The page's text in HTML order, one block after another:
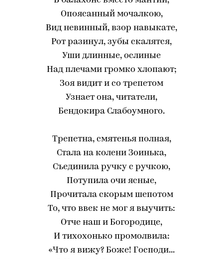
Опоясанный мочалкою,
Вид невинный, взор навыкате,
Рот разинул, зубы скалятся,
Уши длинные, ослиные
Над плечами громко хлопают;
Зоя видит и со трепетом
Узнает она, читатели,
Бендокира Слабоумного.
Трепетна, смятенья полная,
Стала на колени Зоинька,
Съединила ручку с ручкою,
Потупила очи ясные,
Прочитала скорым шепотом
То, что ввек не мог я выучить:
Отче наш и Богородице,
И тихохонько промолвила:
«Что я вижу? Боже! Господи...